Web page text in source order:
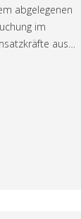
abgelegenen
im
aus…